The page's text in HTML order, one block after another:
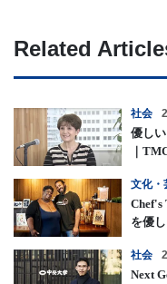
Related
社会
優し
｜
文化・
Chef's
を優
社会
Next